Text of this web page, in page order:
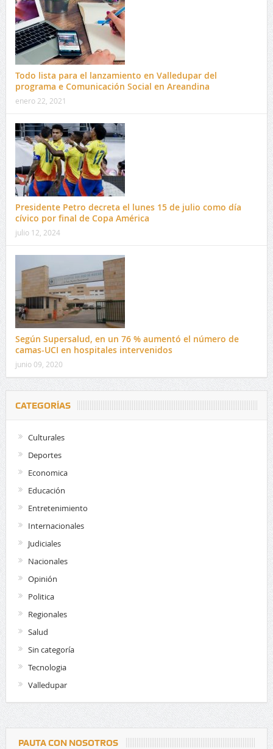
Todo lista para el lanzamiento en Valledupar del
programa e Comunicación Social en Areandina
enero 22, 2021
Presidente Petro decreta el lunes 15 de julio como día
cívico por final de Copa América
julio 12, 2024
Según Supersalud, en un 76 % aumentó el número de
camas-UCI en hospitales intervenidos
junio 09, 2020
CATEGORÍAS
Culturales
Deportes
Economica
Educación
Entretenimiento
Internacionales
Judiciales
Nacionales
Opinión
Politica
Regionales
Salud
Sin categoría
Tecnologia
Valledupar
PAUTA CON NOSOTROS